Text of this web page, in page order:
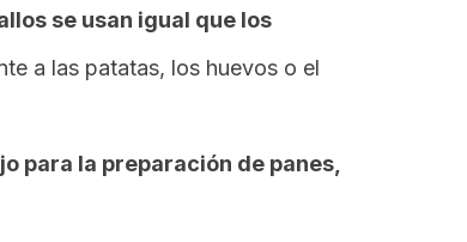
se usan igual que los
a las patatas, los huevos o el
para la preparación de panes,